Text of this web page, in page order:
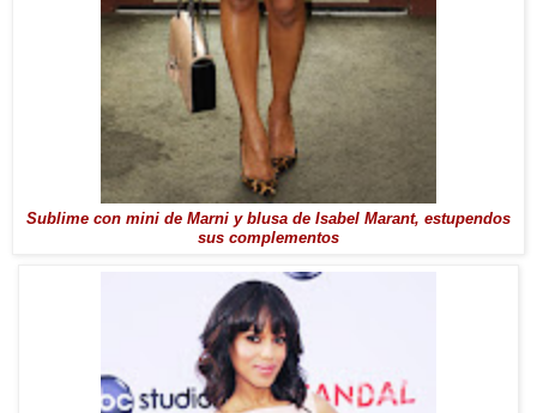
Sublime con mini de Marni y blusa de Isabel Marant, estupendos
sus complementos